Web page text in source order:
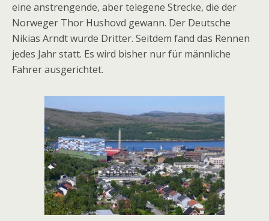
eine anstrengende, aber telegene Strecke, die der
Norweger Thor Hushovd gewann. Der Deutsche
Nikias Arndt wurde Dritter. Seitdem fand das Rennen
jedes Jahr statt. Es wird bisher nur für männliche
Fahrer ausgerichtet.